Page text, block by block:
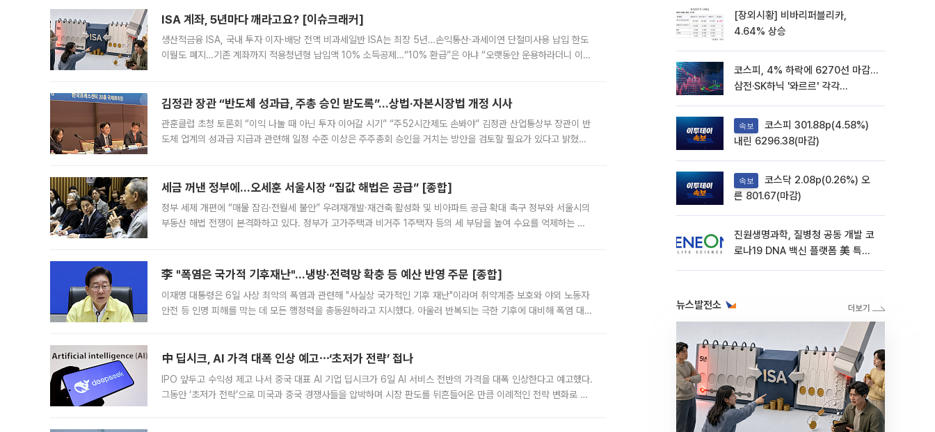
ISA 계좌, 5년마다 깨라고요? [이슈크래커]
생산적금융 ISA, 국내 투자 이자·배당 전액 비과세일반 ISA는 최장 5년…손익통산·과세이연 단절미사용 납입 한도
이월도 폐지…기존 계좌까지 적용청년형 납입액 10% 소득공제…“10% 환급”은 아냐 “오랫동안 운용하라더니 이제
김정관 장관 “반도체 성과급, 주총 승인 받도록”…상법·자본시장법 개정 시사
관훈클럽 초청 토론회 “이익 나눌 때 아닌 투자 이어갈 시기” “주52시간제도 손봐야” 김정관 산업통상부 장관이 반
도체 업계의 성과급 지급과 관련해 일정 수준 이상은 주주총회 승인을 거치는 방안을 검토할 필요가 있다고 밝혔다.
세금 꺼낸 정부에…오세훈 서울시장 “집값 해법은 공급” [종합]
정부 세제 개편에 “매물 잠김·전월세 불안” 우려재개발·재건축 활성화 및 비아파트 공급 확대 촉구 정부와 서울시의
부동산 해법 전쟁이 본격화하고 있다. 정부가 고가주택과 비거주 1주택자 등의 세 부담을 높여 수요를 억제하는 카
李 "폭염은 국가적 기후재난"…냉방·전력망 확충 등 예산 반영 주문 [종합]
이재명 대통령은 6일 사상 최악의 폭염과 관련해 "사실상 국가적인 기후 재난"이라며 취약계층 보호와 야외 노동자
안전 등 인명 피해를 막는 데 모든 행정력을 총동원하라고 지시했다. 아울러 반복되는 극한 기후에 대비해 폭염 대응
中 딥시크, AI 가격 대폭 인상 예고⋯‘초저가 전략’ 접나
IPO 앞두고 수익성 제고 나서 중국 대표 AI 기업 딥시크가 6일 AI 서비스 전반의 가격을 대폭 인상한다고 예고했다.
그동안 ‘초저가 전략’으로 미국과 중국 경쟁사들을 압박하며 시장 판도를 뒤흔들어온 만큼 이례적인 전략 변화로 평
[장외시황] 비바리퍼블리카,
4.64% 상승
코스피, 4% 하락에 6270선 마감…
삼전·SK하닉 '와르르' 각각
속보
내린 6296.38(마감)
속보
른 801.67(마감)
진원생명과학, 질병청 공동 개발 코
로나19 DNA 백신 플랫폼 美 특허
뉴스발전소